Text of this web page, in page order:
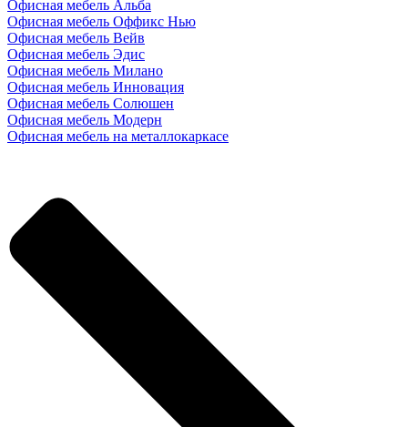
Офисная мебель Альба
Офисная мебель Оффикс Нью
Офисная мебель Вейв
Офисная мебель Эдис
Офисная мебель Милано
Офисная мебель Инновация
Офисная мебель Солюшен
Офисная мебель Модерн
Офисная мебель на металлокаркасе